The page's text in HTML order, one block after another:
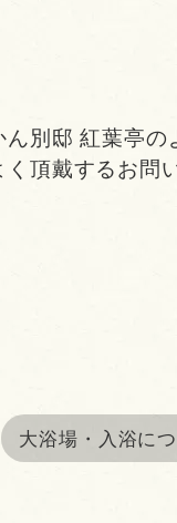
ん別邸 紅葉亭
く頂戴するお問
大浴場・入浴に